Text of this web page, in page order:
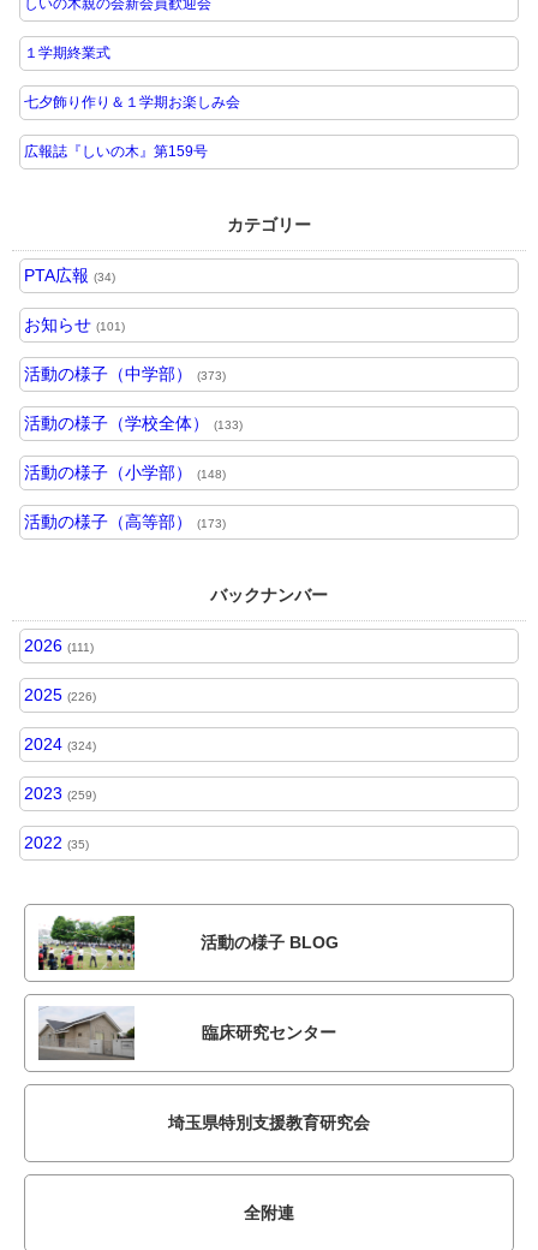
しいの木親の会新会員歓迎会
１学期終業式
七夕飾り作り＆１学期お楽しみ会
広報誌『しいの木』第159号
カテゴリー
PTA広報 (34)
お知らせ (101)
活動の様子（中学部） (373)
活動の様子（学校全体） (133)
活動の様子（小学部） (148)
活動の様子（高等部） (173)
バックナンバー
2026 (111)
2025 (226)
2024 (324)
2023 (259)
2022 (35)
活動の様子 BLOG
臨床研究センター
埼玉県特別支援教育研究会
全附連